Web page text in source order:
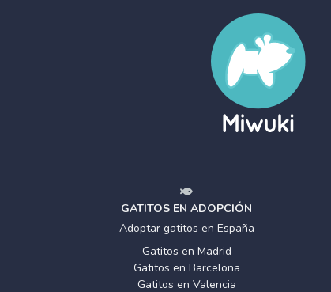
GATITOS EN ADOPCIÓN
Adoptar gatitos en España
Gatitos en Madrid
Gatitos en Barcelona
Gatitos en Valencia